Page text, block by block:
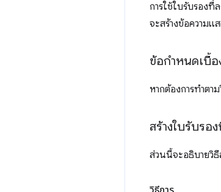
การใช้ใบรับรอง
จะสร้างข้อความแ
ข้อกำหนดเบื้
หากต้องการทําตา
สร้างใบรับรอ
ส่วนนี้จะอธิบายวิธี